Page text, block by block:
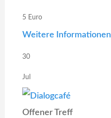
5 Euro
Weitere Informationen
30
Jul
Offener Treff